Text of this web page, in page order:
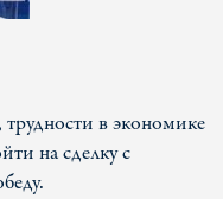
в экономике
на сделку с